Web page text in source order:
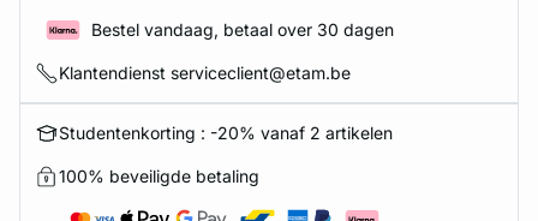
Bestel vandaag, betaal over 30 dagen
Klantendienst serviceclient@etam.be
Studentenkorting : -20% vanaf 2 artikelen
100% beveiligde betaling